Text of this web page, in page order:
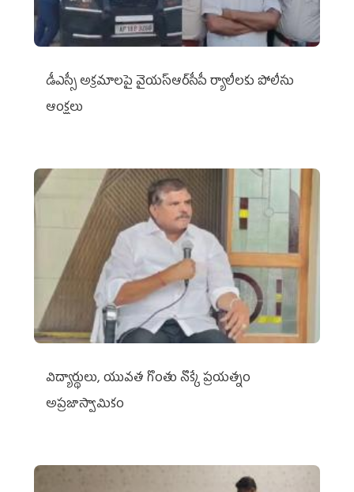
డీఎస్సీ అక్రమాలపై వైయ‌స్ఆర్‌సీపీ ర్యాలీలకు పోలీసు
ఆంక్షలు
విద్యార్థులు, యువత గొంతు నొక్కే ప్రయత్నం
అప్రజాస్వామికం